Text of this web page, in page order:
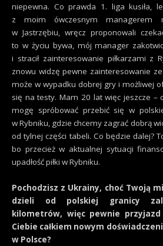
niepewna. Co prawda 1. liga kusiła,
z moim ówczesnym managerem
w Jastrzębiu, wręcz proponowali
to w życiu bywa, mój manager
i stracił zainteresowanie piłkarzami z
znowu widzę pewne zainteresowanie
może w wypadku dobrej gry i możliwej
się na testy. Mam 20 lat więc jeszcze –
mogę spróbować przebić się w
w Rybniku, gdzie chcemy zagrać dobrą
od tylnej części tabeli. Co będzie dalej?
bo przecież w aktualnej sytuacji
upadłość piłki w Rybniku.
Pochodzisz z Ukrainy, choć Twoją
dzieli od polskiej granicy
kilometrów, więc pewnie
Ciebie całkiem nowym
w Polsce?